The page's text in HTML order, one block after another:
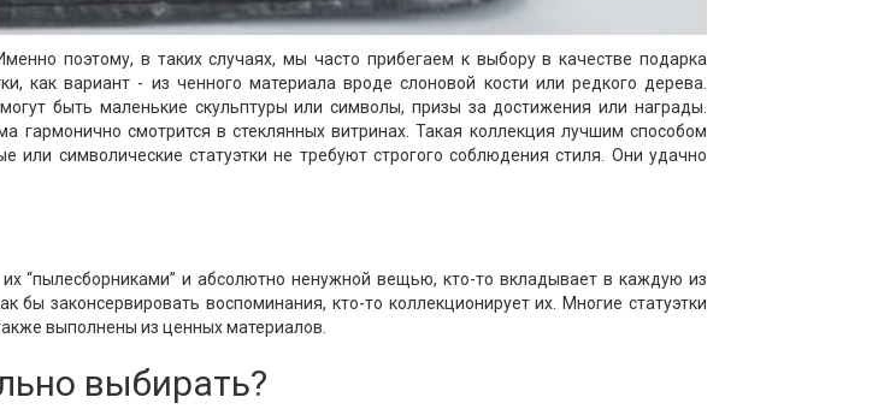
поэтому, в таких случаях, мы часто прибегаем к выбору в качестве подарка
как вариант - из ченного материала вроде слоновой кости или редкого дерева.
быть маленькие скульптуры или символы, призы за достижения или награды.
гармонично смотрится в стеклянных витринах. Такая коллекция лучшим способом
или символические статуэтки не требуют строгого соблюдения стиля. Они удачно
“пылесборниками” и абсолютно ненужной вещью, кто-то вкладывает в каждую из
законсервировать воспоминания, кто-то коллекционирует их. Многие статуэтки
выполнены из ценных материалов.
выбирать?